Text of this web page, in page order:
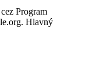
Program
Hlavný